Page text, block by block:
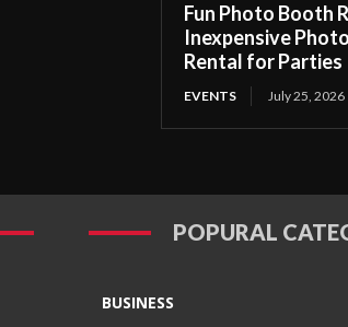
Fun Photo Booth
Inexpensive
Rental for Parties
EVENTS July 25, 2026
POPURAL
BUSINESS